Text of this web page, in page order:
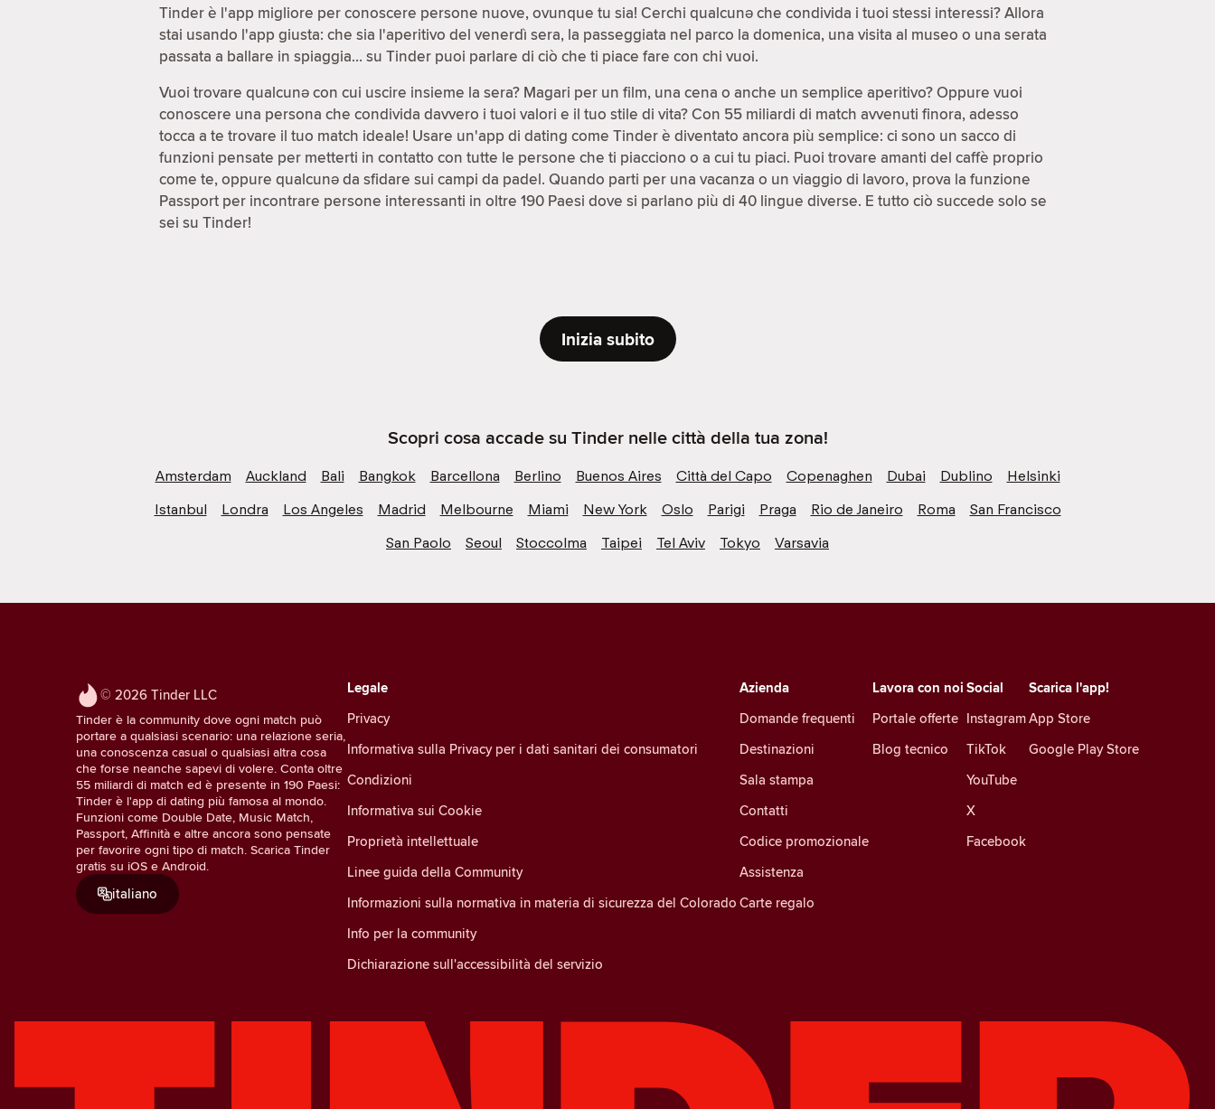
Tinder è l'app migliore per conoscere persone nuove, ovunque tu sia! Cerchi qualcunə che condivida i tuoi stessi interessi? Allora
stai usando l'app giusta: che sia l'aperitivo del venerdì sera, la passeggiata nel parco la domenica, una visita al museo o una serata
passata a ballare in spiaggia… su Tinder puoi parlare di ciò che ti piace fare con chi vuoi.
Vuoi trovare qualcunə con cui uscire insieme la sera? Magari per un film, una cena o anche un semplice aperitivo? Oppure vuoi
conoscere una persona che condivida davvero i tuoi valori e il tuo stile di vita? Con 55 miliardi di match avvenuti finora, adesso
tocca a te trovare il tuo match ideale! Usare un'app di dating come Tinder è diventato ancora più semplice: ci sono un sacco di
funzioni pensate per metterti in contatto con tutte le persone che ti piacciono o a cui tu piaci. Puoi trovare amanti del caffè proprio
come te, oppure qualcunə da sfidare sui campi da padel. Quando parti per una vacanza o un viaggio di lavoro, prova la funzione
Passport per incontrare persone interessanti in oltre 190 Paesi dove si parlano più di 40 lingue diverse. E tutto ciò succede solo se
sei su Tinder!
Inizia subito
Scopri cosa accade su Tinder nelle città della tua zona!
Amsterdam Auckland Bali Bangkok Barcellona Berlino Buenos Aires Città del Capo Copenaghen Dubai Dublino
Helsinki
Istanbul
Londra Los Angeles Madrid Melbourne Miami New York Oslo Parigi Praga Rio de Janeiro Roma
San Francisco
San Paolo
Seoul Stoccolma Taipei Tel Aviv Tokyo Varsavia
© 2026 Tinder LLC
Tinder è la community dove ogni match può
portare a qualsiasi scenario: una relazione seria,
una conoscenza casual o qualsiasi altra cosa
che forse neanche sapevi di volere. Conta oltre
55 miliardi di match ed è presente in 190 Paesi:
Tinder è l'app di dating più famosa al mondo.
Funzioni come Double Date, Music Match,
Passport, Affinità e altre ancora sono pensate
per favorire ogni tipo di match. Scarica Tinder
gratis su iOS e Android.
italiano
Social
Instagram
TikTok
YouTube
X
Facebook
Legale
Privacy
Informativa sulla Privacy per i dati sanitari dei consumatori
Condizioni
Informativa sui Cookie
Proprietà intellettuale
Linee guida della Community
Informazioni sulla normativa in materia di sicurezza del Colorado
Info per la community
Dichiarazione sull'accessibilità del servizio
Lavora con noi
Portale offerte
Blog tecnico
Azienda
Domande frequenti
Destinazioni
Sala stampa
Contatti
Codice promozionale
Assistenza
Carte regalo
Scarica l'app!
App Store
Google Play Store